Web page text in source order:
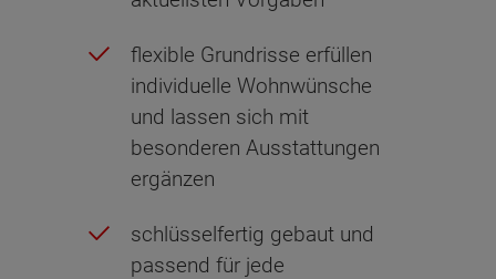
flexible Grundrisse erfüllen
individuelle Wohnwünsche
und lassen sich mit
besonderen Ausstattungen
ergänzen
schlüsselfertig gebaut und
passend für jede